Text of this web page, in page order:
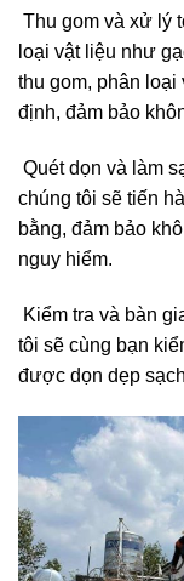
Thu gom và xử lý
loại vật liệu như
thu gom, phân
định, đảm bảo
Quét dọn và làm
chúng tôi sẽ tiến
bằng, đảm bảo
nguy hiểm.
Kiểm tra và bàn
tôi sẽ cùng bạn
được dọn dẹp